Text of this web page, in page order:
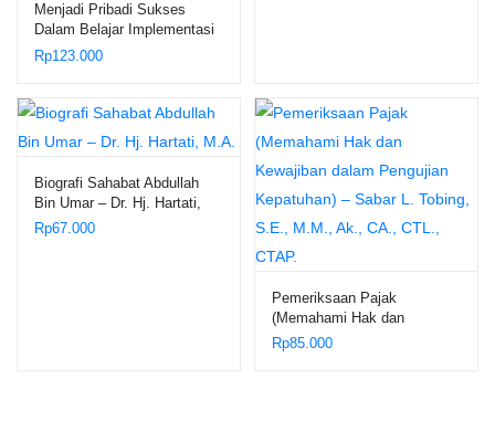
Menjadi Pribadi Sukses
Dalam Belajar Implementasi
Konsep Belajar Efektif
Menurut al-Zarnuji dalam
Pesantren – Dr. H. Maslani,
Rp123.000
Biografi Sahabat Abdullah
Bin Umar – Dr. Hj. Hartati,
M.A.
Rp67.000
Pemeriksaan Pajak
(Memahami Hak dan
Kewajiban dalam Pengujian
Rp85.000